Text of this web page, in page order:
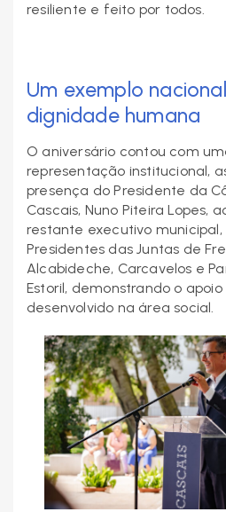
resiliente e feito por todos.
Um exemplo
dignidade humana
O aniversário contou com
representação institucional,
presença do Presidente da
Cascais, Nuno Piteira Lopes,
restante executivo
Presidentes das Juntas de
Alcabideche, Carcavelos e
Estoril, demonstrando o
desenvolvido na área social.